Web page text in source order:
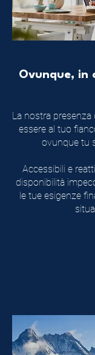
Ovunque, in
La nostra
essere al tuo
ovunque tu
Accessibili e
disponibilità
le tue esigenze